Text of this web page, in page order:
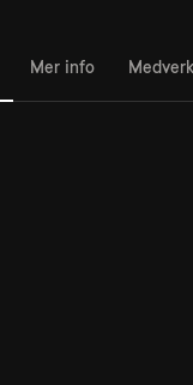
Mer info